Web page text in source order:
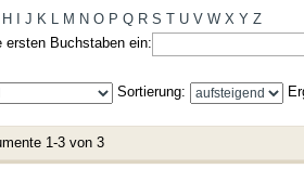
H J K L M N O P Q R S T U V W X Y Z
ersten Buchstaben ein:
Sortierung:
1-3 von 3